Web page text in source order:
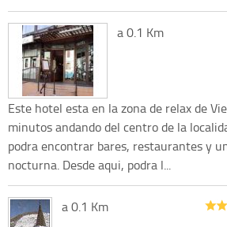
a 0.1 Km
Este hotel esta en la zona de relax de
minutos andando del centro de la
podra encontrar bares, restaurantes y
nocturna. Desde aqui, podra l...
a 0.1 Km